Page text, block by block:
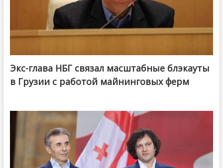
Экс-глава НБГ связал масштабные блэкауты
в Грузии с работой майнинговых ферм